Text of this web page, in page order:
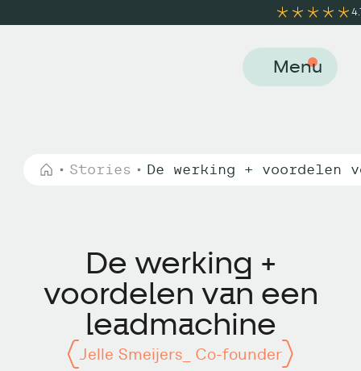
4.7/525
Menu
Stories De werking + voordelen
De werking +
voordelen van een
leadmachine
Jelle Smeijers_ Co-founder